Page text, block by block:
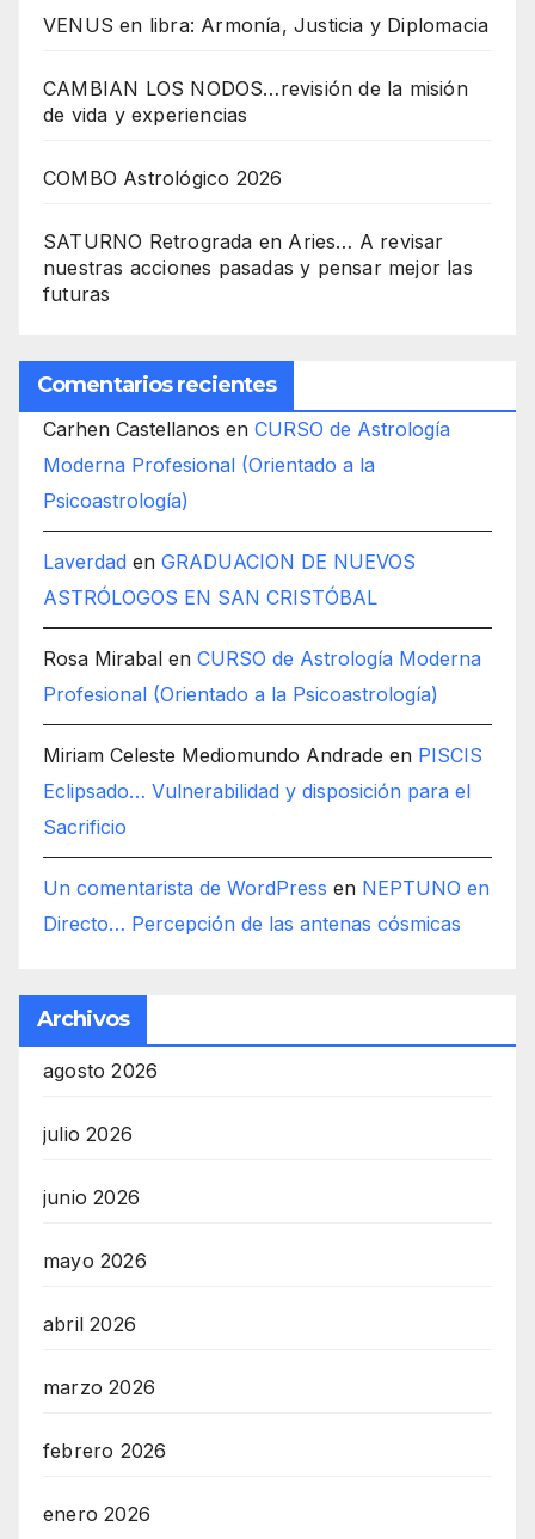
VENUS en libra: Armonía, Justicia y Diplomacia
CAMBIAN LOS NODOS…revisión de la misión
de vida y experiencias
COMBO Astrológico 2026
SATURNO Retrograda en Aries… A revisar
nuestras acciones pasadas y pensar mejor las
futuras
Comentarios recientes
Carhen Castellanos en CURSO de Astrología
Moderna Profesional (Orientado a la
Psicoastrología)
Laverdad en GRADUACION DE NUEVOS
ASTRÓLOGOS EN SAN CRISTÓBAL
Rosa Mirabal en CURSO de Astrología Moderna
Profesional (Orientado a la Psicoastrología)
Miriam Celeste Mediomundo Andrade en PISCIS
Eclipsado… Vulnerabilidad y disposición para el
Sacrificio
Un comentarista de WordPress en NEPTUNO en
Directo… Percepción de las antenas cósmicas
Archivos
agosto 2026
julio 2026
junio 2026
mayo 2026
abril 2026
marzo 2026
febrero 2026
enero 2026